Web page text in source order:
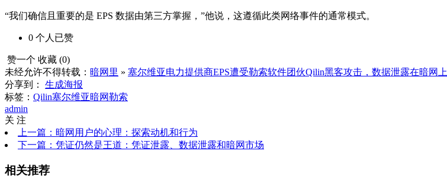
“我们确信且重要的是 EPS 数据由第三方掌握，”他说，这遵循此类网络事件的通常模式。
0 个人 已赞
赞一个 收藏 (0)
未经允许不得转载： 暗网里 » 塞尔维亚电力提供商EPS遭受勒索软件团伙Qilin黑客攻击，数据泄露在暗网上
分享到：
生成海报
标签： Qilin塞尔维亚暗网勒索
admin
关 注
上一篇：暗网用户的心理：探索动机和行为
下一篇：凭证仍然是王道：凭证泄露、数据泄露和暗网市场
相关推荐